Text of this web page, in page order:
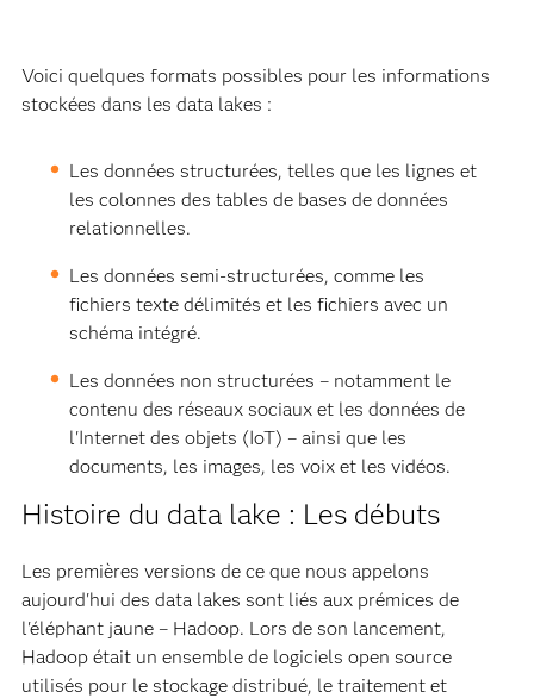
Voici quelques formats possibles pour les informations
stockées dans les data lakes :
Les données structurées, telles que les lignes et
les colonnes des tables de bases de données
relationnelles.
Les données semi-structurées, comme les
fichiers texte délimités et les fichiers avec un
schéma intégré.
Les données non structurées – notamment le
contenu des réseaux sociaux et les données de
l'Internet des objets (IoT) – ainsi que les
documents, les images, les voix et les vidéos.
Histoire du data lake : Les débuts
Les premières versions de ce que nous appelons
aujourd'hui des data lakes sont liés aux prémices de
l'éléphant jaune – Hadoop. Lors de son lancement,
Hadoop était un ensemble de logiciels open source
utilisés pour le stockage distribué, le traitement et